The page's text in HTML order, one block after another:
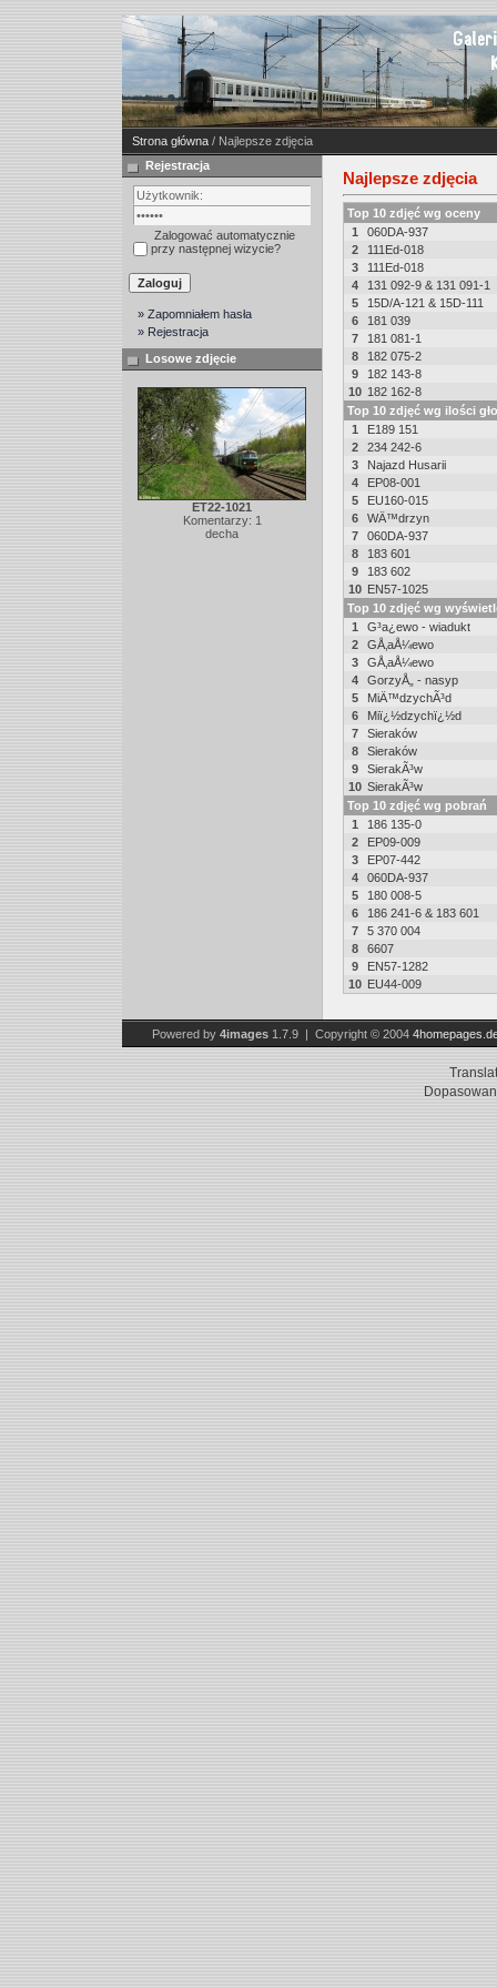
Strona główna / Najlepsze zdjęcia
Rejestracja
Zalogować automatycznie
przy następnej wizycie?
» Zapomniałem hasła
» Rejestracja
Losowe zdjęcie
ET22-1021
Komentarzy: 1
decha
Najlepsze zdjęcia
Top 10 zdjęć wg oceny
1
060DA-937
2
111Ed-018
3
111Ed-018
4
131 092-9 & 131 091-1
5
15D/A-121 & 15D-111
6
181 039
7
181 081-1
8
182 075-2
9
182 143-8
10 182 162-8
Top 10 zdjęć wg ilości
1
E189 151
2
234 242-6
3
Najazd Husarii
4
EP08-001
5
EU160-015
6
WÄ™drzyn
7
060DA-937
8
183 601
9
183 602
10 EN57-1025
Top 10 zdjęć wg
1
G³a¿ewo - wiadukt
2
GÅ‚aÅ¼ewo
3
GÅ‚aÅ¼ewo
4
GorzyÅ„ - nasyp
5
MiÄ™dzychÃ³d
6
Miï¿½dzychï¿½d
7
Sieraków
8
Sieraków
9
SierakÃ³w
10 SierakÃ³w
Top 10 zdjęć wg pobrań
1
186 135-0
2
EP09-009
3
EP07-442
4
060DA-937
5
180 008-5
6
186 241-6 & 183 601
7
5 370 004
8
6607
9
EN57-1282
10 EU44-009
Powered by 4images 1.7.9 | Copyright © 2004